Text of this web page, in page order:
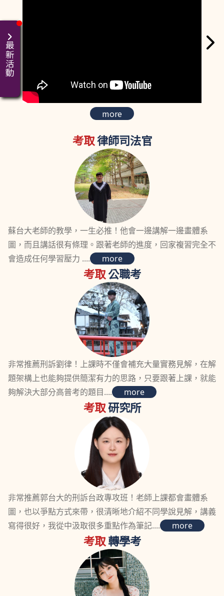
more
考取律師司法官
蘇台大老師的教學，一生必推！他會一邊講解一邊畫體系
圖，而且講話很有條理。跟著老師的進度，回家複習完全不
會造成任何學習壓力 ....
more
考取公職考
非常推薦刑訴劉律！上課時不僅會補充大量實務見解，在解
題架構上也能夠提供簡潔有力的思路，只要跟著上課，就能
夠解決大部分高普考的題目....
more
考取研究所
非常推薦郭台大的刑訴台政專攻班！老師上課都會畫體系
圖，也以爭點方式來帶，很清晰地介紹不同學說見解，講義
寫得很好，我從中汲取很多重點作為筆記....
more
考取轉學考
最新活動